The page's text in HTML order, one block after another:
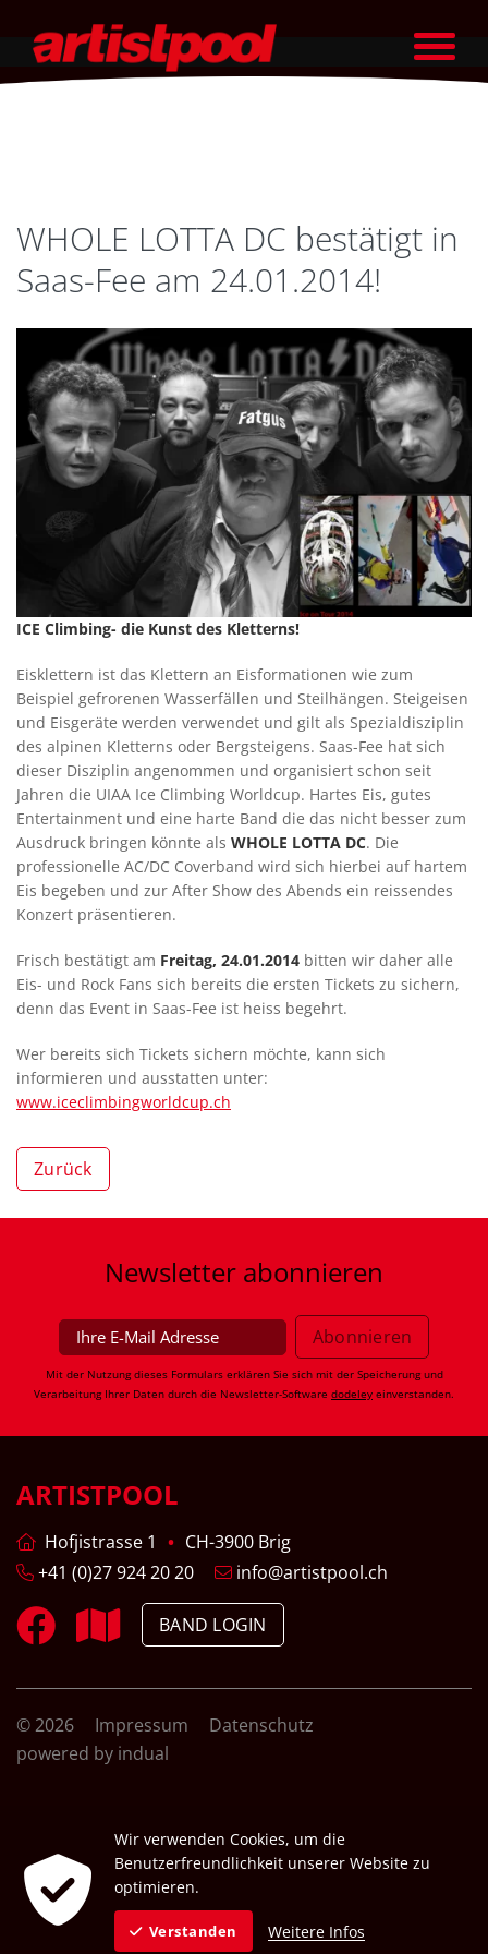
WHOLE LOTTA DC bestätigt in
Saas-Fee am 24.01.2014!
ICE Climbing- die Kunst des Kletterns!
Eisklettern ist das Klettern an Eisformationen wie zum
Beispiel gefrorenen Wasserfällen und Steilhängen. Steigeisen
und Eisgeräte werden verwendet und gilt als Spezialdisziplin
des alpinen Kletterns oder Bergsteigens. Saas-Fee hat sich
dieser Disziplin angenommen und organisiert schon seit
Jahren die UIAA Ice Climbing Worldcup. Hartes Eis, gutes
Entertainment und eine harte Band die das nicht besser zum
Ausdruck bringen könnte als WHOLE LOTTA DC. Die
professionelle AC/DC Coverband wird sich hierbei auf hartem
Eis begeben und zur After Show des Abends ein reissendes
Konzert präsentieren.
Frisch bestätigt am Freitag, 24.01.2014 bitten wir daher alle
Eis- und Rock Fans sich bereits die ersten Tickets zu sichern,
denn das Event in Saas-Fee ist heiss begehrt.
Wer bereits sich Tickets sichern möchte, kann sich
informieren und ausstatten unter:
www.iceclimbingworldcup.ch
Zurück
Newsletter abonnieren
Mit der Nutzung dieses Formulars erklären Sie sich mit der Speicherung und
Verarbeitung Ihrer Daten durch die Newsletter-Software dodeley einverstanden.
ARTISTPOOL
Hofjistrasse 1
CH-3900 Brig
+41 (0)27 924 20 20
info@artistpool.ch
BAND LOGIN
© 2026 Impressum
Datenschutz
powered by indual
Wir verwenden Cookies, um die
Benutzerfreundlichkeit unserer Website zu
optimieren.
Verstanden Weitere Infos